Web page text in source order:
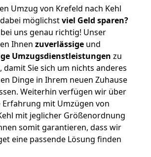
Umzug von Krefeld nach Kehl
möglichstviel Geld sparen?
uns genau richtig! Unser
Ihnen zuverlässige und
Umzugsdienstleistungen zu
damit Sie sich um nichts anderes
Dinge in Ihrem neuen Zuhause
Weiterhin verfügen wir über
mit Umzügen von
mit jeglicher Größenordnung
somit garantieren, dass wir
eine passende Lösung finden